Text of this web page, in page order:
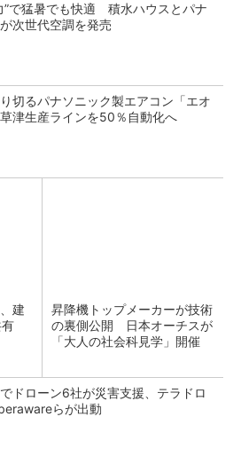
”で猛暑でも快適 積水ハウスとパナ
次世代空調を発売
切るパナソニック製エアコン「エオ
津生産ラインを50％自動化へ
建
昇降機トップメーカーが技術
の裏側公開 日本オーチスが
「大人の社会科見学」開催
ドローン6社が災害支援、テラドロ
らが出動